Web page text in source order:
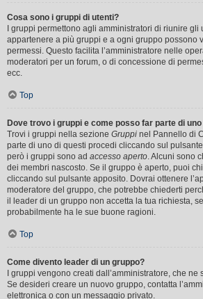
Cosa sono i gruppi di utenti?
I gruppi permettono agli amministratori di riunire gli
appartenere a più gruppi e a ogni gruppo possono
permessi. Questo facilita l’amministratore nelle
moderatori per un forum, o di concessione di
ecc.
Top
Dove trovo i gruppi e come posso far parte di
Trovi i gruppi nella sezione Gruppi nel Pannello di
parte di uno di questi procedi cliccando sul
però i gruppi sono ad accesso aperto. Alcuni sono
dei membri nascosto. Se il gruppo è aperto, puoi
cliccando sul pulsante apposito. Dovrai ottenere
moderatore del gruppo, che potrebbe chiederti
il leader di un gruppo non accetta la tua richiesta,
probabilmente ha le sue buone ragioni.
Top
Come divento leader di un gruppo?
I gruppi vengono creati dall’amministratore, che
Se desideri creare un nuovo gruppo, contatta
elettronica o con un messaggio privato.